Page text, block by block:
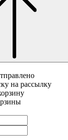
на рассылку